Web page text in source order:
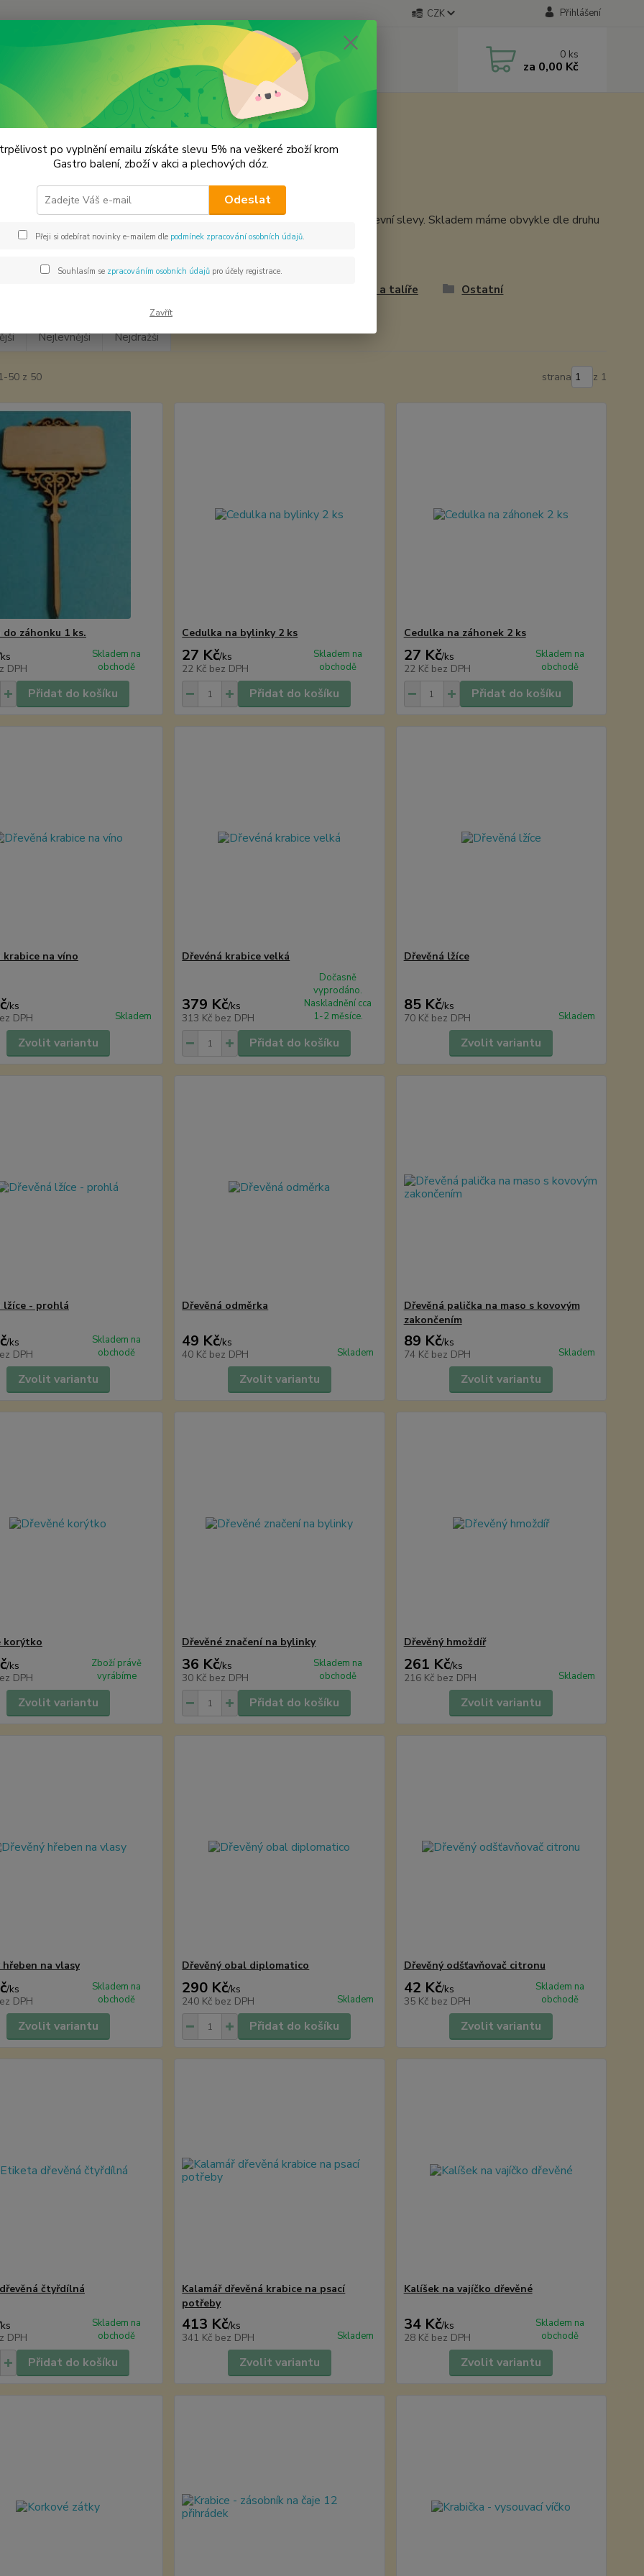
CZK Přihlášení
0 ks
za 0,00 Kč
Dřevěné výrobky
výrobky
připravujeme nové zboží.
zájmu o větší počet kusů zavolejte nebo napište o aktuální stav a množstevní slevy. Skladem máme obvykle dle druhu
kusů.
Prkénka, misky a talíře Ostatní
Nejlevnější Nejdražší
50 z 50 strana z 1
do záhonku 1 ks.
ks
DPH
Skladem na
obchodě
Přidat do košíku
Cedulka na bylinky 2 ks
27 Kč/ks
22 Kč bez DPH
Skladem na
obchodě
Přidat do košíku
Cedulka na záhonek 2 ks
27 Kč/ks
22 Kč bez DPH
Skladem na
obchodě
Přidat do košíku
krabice na víno
/ks
DPH Skladem
Zvolit variantu
Dřevéná krabice velká
379 Kč/ks
313 Kč bez DPH
Dočasně
vyprodáno.
Naskladnění cca
1-2 měsíce.
Přidat do košíku
Dřevěná lžíce
85 Kč/ks
70 Kč bez DPH Skladem
Zvolit variantu
lžíce - prohlá
/ks
DPH
Skladem na
obchodě
Zvolit variantu
Dřevěná odměrka
49 Kč/ks
40 Kč bez DPH Skladem
Zvolit variantu
Dřevěná palička na maso s kovovým
zakončením
89 Kč/ks
74 Kč bez DPH Skladem
Zvolit variantu
korýtko
/ks
DPH
Zboží právě
vyrábíme
Zvolit variantu
Dřevěné značení na bylinky
36 Kč/ks
30 Kč bez DPH
Skladem na
obchodě
Přidat do košíku
Dřevěný hmoždíř
261 Kč/ks
216 Kč bez DPH Skladem
Zvolit variantu
hřeben na vlasy
/ks
DPH
Skladem na
obchodě
Zvolit variantu
Dřevěný obal diplomatico
290 Kč/ks
240 Kč bez DPH Skladem
Přidat do košíku
Dřevěný odšťavňovač citronu
42 Kč/ks
35 Kč bez DPH
Skladem na
obchodě
Zvolit variantu
čtyřdílná
ks
DPH
Skladem na
obchodě
Přidat do košíku
Kalamář dřevěná krabice na psací
potřeby
413 Kč/ks
341 Kč bez DPH Skladem
Zvolit variantu
Kalíšek na vajíčko dřevěné
34 Kč/ks
28 Kč bez DPH
Skladem na
obchodě
Zvolit variantu
po vyplnění emailu získáte slevu 5% na veškeré zboží krom
Gastro balení, zboží v akci a plechových dóz.
Odeslat
Přeji si odebírat novinky e-mailem dle podmínek zpracování osobních údajů.
Souhlasím se zpracováním osobních údajůpro účely registrace.
Zavřít